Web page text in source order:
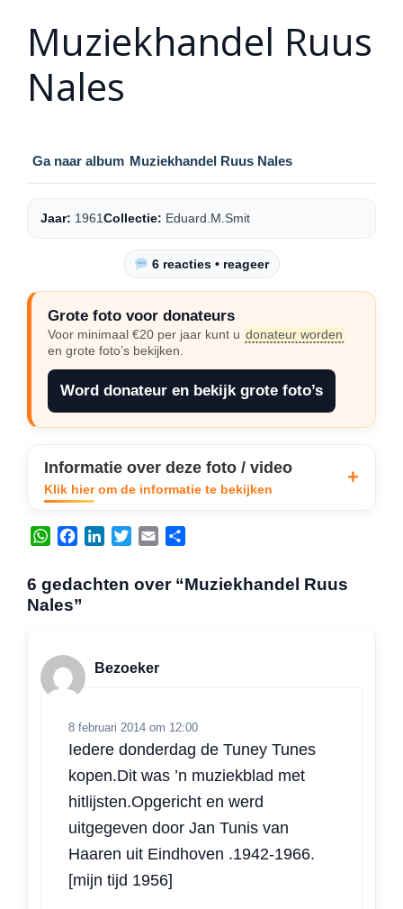
Muziekhandel Ruus
Nales
Ga naar album Muziekhandel Ruus Nales
Jaar: 1961Collectie: Eduard.M.Smit
6 reacties • reageer
Grote foto voor donateurs
Voor minimaal €20 per jaar kunt u donateur worden
en grote foto’s bekijken.
Word donateur en bekijk grote foto’s
Informatie over deze foto / video
Klik hier om de informatie te bekijken
W
t
s
p
p
e
k
k
n
i
l
e
6 gedachten over “Muziekhandel Ruus
Nales”
Bezoeker
8 februari 2014 om 12:00
Iedere donderdag de Tuney Tunes
kopen.Dit was ’n muziekblad met
hitlijsten.Opgericht en werd
uitgegeven door Jan Tunis van
Haaren uit Eindhoven .1942-1966.
[mijn tijd 1956]